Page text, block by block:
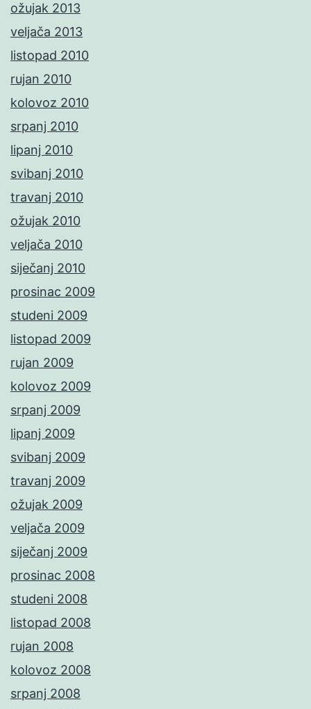
ožujak 2013
veljača 2013
listopad 2010
rujan 2010
kolovoz 2010
srpanj 2010
lipanj 2010
svibanj 2010
travanj 2010
ožujak 2010
veljača 2010
siječanj 2010
prosinac 2009
studeni 2009
listopad 2009
rujan 2009
kolovoz 2009
srpanj 2009
lipanj 2009
svibanj 2009
travanj 2009
ožujak 2009
veljača 2009
siječanj 2009
prosinac 2008
studeni 2008
listopad 2008
rujan 2008
kolovoz 2008
srpanj 2008